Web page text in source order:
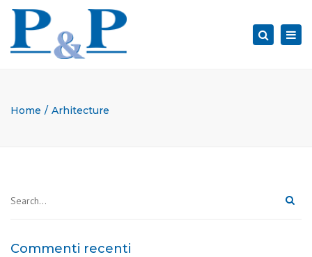
Search
Home Arhitecture
Commenti recenti